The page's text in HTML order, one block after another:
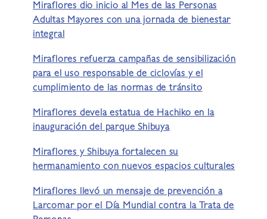
Miraflores dio inicio al Mes de las Personas
Adultas Mayores con una jornada de bienestar
integral
Miraflores refuerza campañas de sensibilización
para el uso responsable de ciclovías y el
cumplimiento de las normas de tránsito
Miraflores devela estatua de Hachiko en la
inauguración del parque Shibuya
Miraflores y Shibuya fortalecen su
hermanamiento con nuevos espacios culturales
Miraflores llevó un mensaje de prevención a
Larcomar por el Día Mundial contra la Trata de